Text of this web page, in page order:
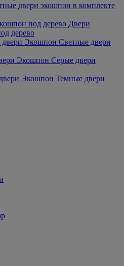
двери экошпон в комплекте
Двери
дерево
Светлые двери
Серые двери
Темные двери